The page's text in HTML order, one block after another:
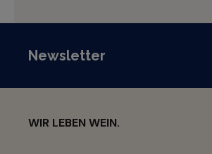
Newsletter
WIR LEBEN WEIN.